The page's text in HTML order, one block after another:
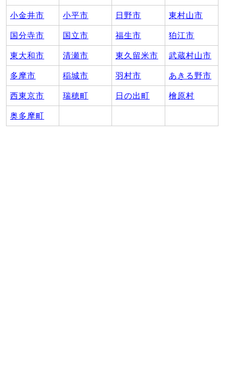
小金井市 小平市 日野市 東村山市
国分寺市 国立市 福生市 狛江市
東大和市 清瀬市 東久留米市 武蔵村山市
多摩市 稲城市 羽村市 あきる野市
西東京市 瑞穂町 日の出町 檜原村
奥多摩町